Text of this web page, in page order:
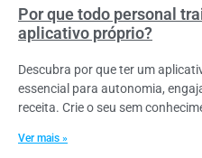
Por que todo personal
aplicativo próprio?
Descubra por que ter um
essencial para autonomia,
receita. Crie o seu sem
Ver mais »